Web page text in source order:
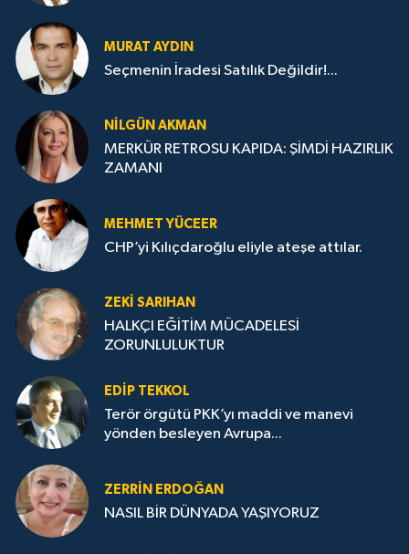
MURAT AYDIN
Seçmenin İradesi Satılık Değildir!...
NILGÜN AKMAN
MERKÜR RETROSU KAPIDA: ŞİMDİ HAZIRLIK
ZAMANI
MEHMET YÜCEER
CHP’yi Kılıçdaroğlu eliyle ateşe attılar.
ZEKI SARIHAN
HALKÇI EĞİTİM MÜCADELESİ
ZORUNLULUKTUR
EDIP TEKKOL
Terör örgütü PKK’yı maddi ve manevi
yönden besleyen Avrupa...
ZERRIN ERDOĞAN
NASIL BİR DÜNYADA YAŞIYORUZ